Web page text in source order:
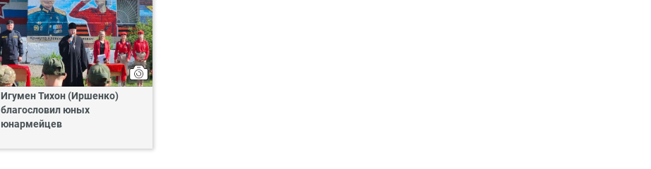
Игумен Тихон (Иршенко)
благословил юных
юнармейцев